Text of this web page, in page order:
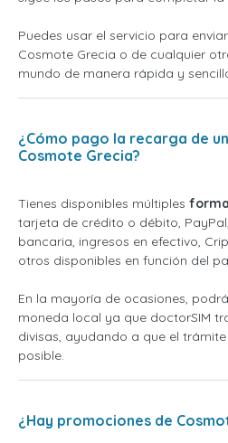
Puedes usar el servicio para
Cosmote Grecia o de cualquier
mundo de manera rápida y
¿Cómo pago la recarga de
Cosmote Grecia?
Tienes disponibles múltiples
tarjeta de crédito o débito,
bancaria, ingresos en efectivo,
otros disponibles en función del
En la mayoría de ocasiones,
moneda local ya que doctorSIM
divisas, ayudando a que el
posible.
¿Hay promociones de